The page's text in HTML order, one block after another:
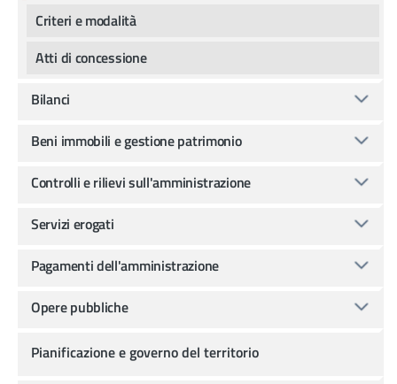
Criteri e modalità
Atti di concessione
Bilanci
Beni immobili e gestione patrimonio
Controlli e rilievi sull'amministrazione
Servizi erogati
Pagamenti dell'amministrazione
Opere pubbliche
Pianificazione e governo del territorio